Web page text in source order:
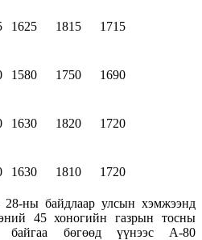
1625 1815 1715
1580 1750 1690
1630 1820 1720
1630 1810 1720
ны байдлаар улсын хэмжээнд
45 хоногийн газрын тосны
байгаа бөгөөд үүнээс А-80